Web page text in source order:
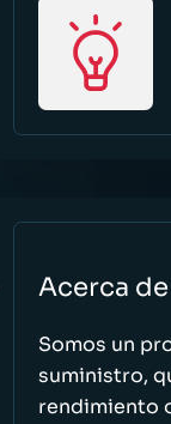
ACERCA DE
Acerca de
Somos un
suministro,
rendimiento